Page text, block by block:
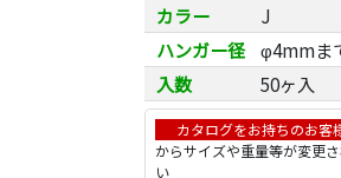
カラー
J
ハンガー径 φ4mmま
入数
50ヶ入
カタログをお持ちのお客
からサイズや重量等が変更
い